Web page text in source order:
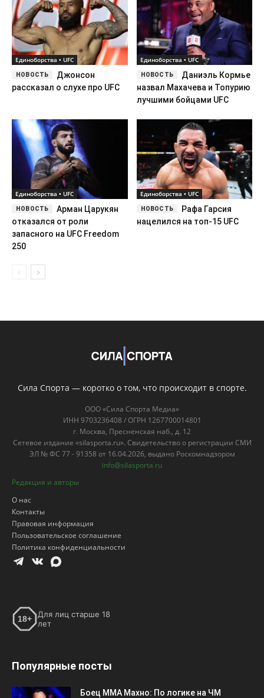
Единоборства • UFC
Джонсон
рассказал о слухе про UFC
Единоборства • UFC
Даниэль Кормье
назвал Махачева и Топурию
лучшими бойцами UFC
Единоборства • UFC
Арман Царукян
отказался от роли
запасного на UFC Freedom
250
Единоборства • UFC
Рафа Гарсия
нацелился на топ-15 UFC
Сила Спорта — коротко о том, что происходит в спорте.
ООО «Сила Спорта Медиа»
ИНН 9703236408 / ОГРН 1267700014801
г. Москва, Пресненская наб., д. 12
Сетевое издание «silasporta.ru». Свидетельство о регистрации СМИ
ЭЛ № ФС 77 - 91358 от 16.04.2026, выдано Роскомнадзором
info@silasporta.ru
Редакция и авторы
О нас
Контакты
Правовая информация
Пользовательское соглашение
Политика конфиденциальности
18+
Для лиц старше 18
лет
Популярные посты
Боец ММА Махно: По логике на ЧМ